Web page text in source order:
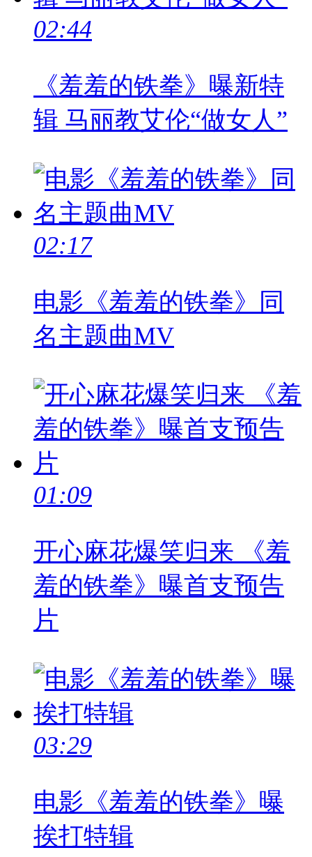
02:44
《羞羞的铁拳》曝新特
辑 马丽教艾伦“做女人”
02:17
电影《羞羞的铁拳》同
名主题曲MV
01:09
开心麻花爆笑归来 《羞
羞的铁拳》曝首支预告
片
03:29
电影《羞羞的铁拳》曝
挨打特辑